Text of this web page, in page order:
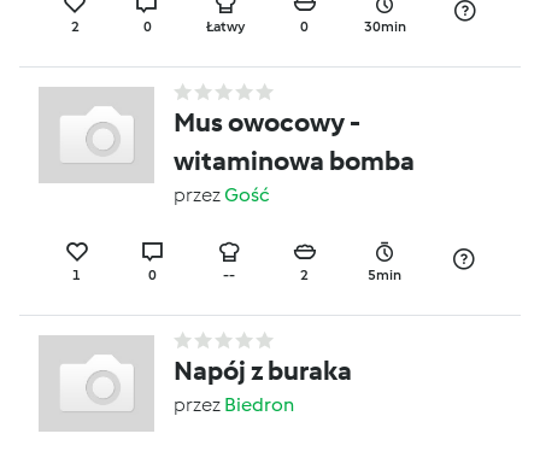
2 0 Łatwy 0 30min
Mus owocowy -
witaminowa bomba
przezGość
1 0 -- 2 5min
Napój z buraka
przez Biedron